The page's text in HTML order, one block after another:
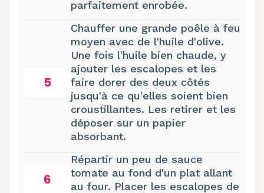
parfaitement enrobée.
5
Chauffer une grande poêle à feu
moyen avec de l'huile d'olive.
Une fois l'huile bien chaude, y
ajouter les escalopes et les
faire dorer des deux côtés
jusqu'à ce qu'elles soient bien
croustillantes. Les retirer et les
déposer sur un papier
absorbant.
6
Répartir un peu de sauce
tomate au fond d'un plat allant
au four. Placer les escalopes de